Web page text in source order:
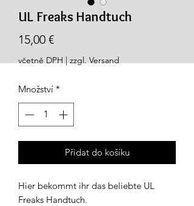
UL Freaks Handtuch
15,00 €Cena
včetně DPH | zzgl. Versand
Množství *
Přidat do košíku
Hier bekommt ihr das beliebte UL
Freaks Handtuch.